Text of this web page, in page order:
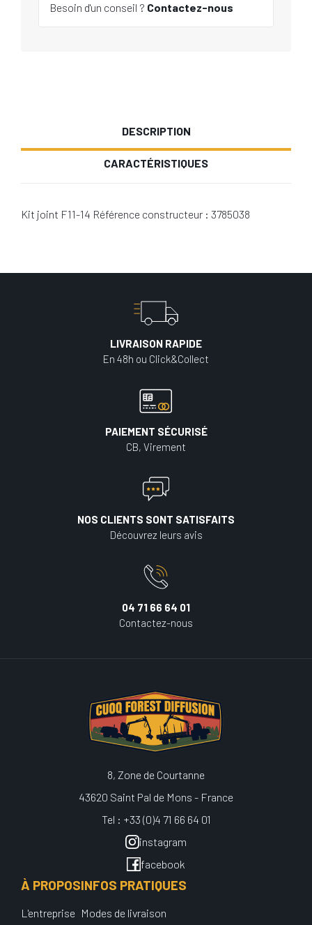
Besoin d'un conseil ? Contactez-nous
DESCRIPTION
CARACTÉRISTIQUES
Kit joint F11-14 Référence constructeur : 3785038
LIVRAISON RAPIDE
En 48h ou Click&Collect
PAIEMENT SÉCURISÉ
CB, Virement
NOS CLIENTS SONT SATISFAITS
Découvrez leurs avis
04 71 66 64 01
Contactez-nous
8, Zone de Courtanne
43620 Saint Pal de Mons - France
Tel : +33 (0)4 71 66 64 01
instagram
facebook
À PROPOS
L'entreprise
INFOS PRATIQUES
Modes de livraison